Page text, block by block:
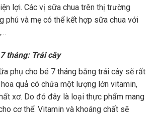
lợi. Các vị sữa chua trên thị trường
phú và mẹ có thể kết hợp sữa chua với
tháng: Trái cây
phụ cho bé 7 tháng bằng trái cây sẽ rất
quả có chứa một lượng lớn vitamin,
xơ. Do đó đây là loại thực phẩm mang
cơ thể. Vitamin và khoáng chất sẽ